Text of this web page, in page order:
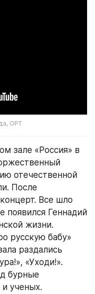
ОРТ
зале «Россия» в
отечественной
После
Все шло
появился Геннадий
жизни.
русскую бабу»
раздались
«Уходи!».
бурные
ученых.